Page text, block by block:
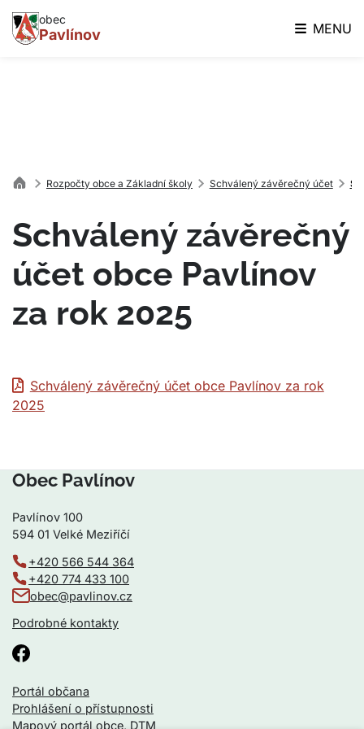
obec
Pavlínov MENU
Rozpočty obce a Základní školy Schválený závěrečný účet
Schválený závěrečný
účet obce Pavlínov
za rok 2025
Schválený závěrečný účet obce Pavlínov za rok
2025
Obec Pavlínov
+420 566 544 364
obec@pavlinov.cz
Pavlínov 100
594 01 Velké Meziříčí
Podrobné kontakty
+420 774 433 100
Portál občana
Prohlášení o přístupnosti
Mapový portál obce, DTM